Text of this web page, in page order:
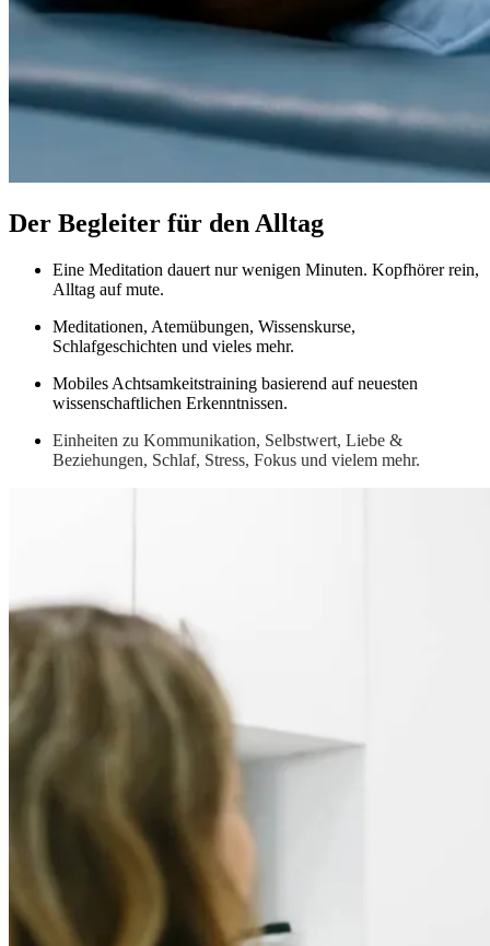
Der Begleiter für den Alltag
Eine Meditation dauert nur wenigen Minuten. Kopfhörer rein,
Alltag auf mute.
Meditationen, Atemübungen, Wissenskurse,
Schlafgeschichten und vieles mehr.
Mobiles Achtsamkeitstraining basierend auf neuesten
wissenschaftlichen Erkenntnissen.
Einheiten zu Kommunikation, Selbstwert, Liebe &
Beziehungen, Schlaf, Stress, Fokus und vielem mehr.